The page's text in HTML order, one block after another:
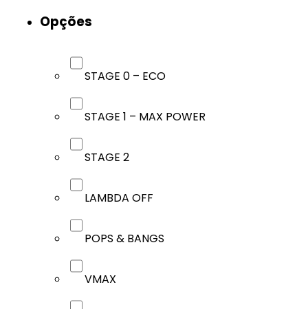
Opções
STAGE 0 – ECO
STAGE 1 – MAX POWER
STAGE 2
LAMBDA OFF
POPS & BANGS
VMAX